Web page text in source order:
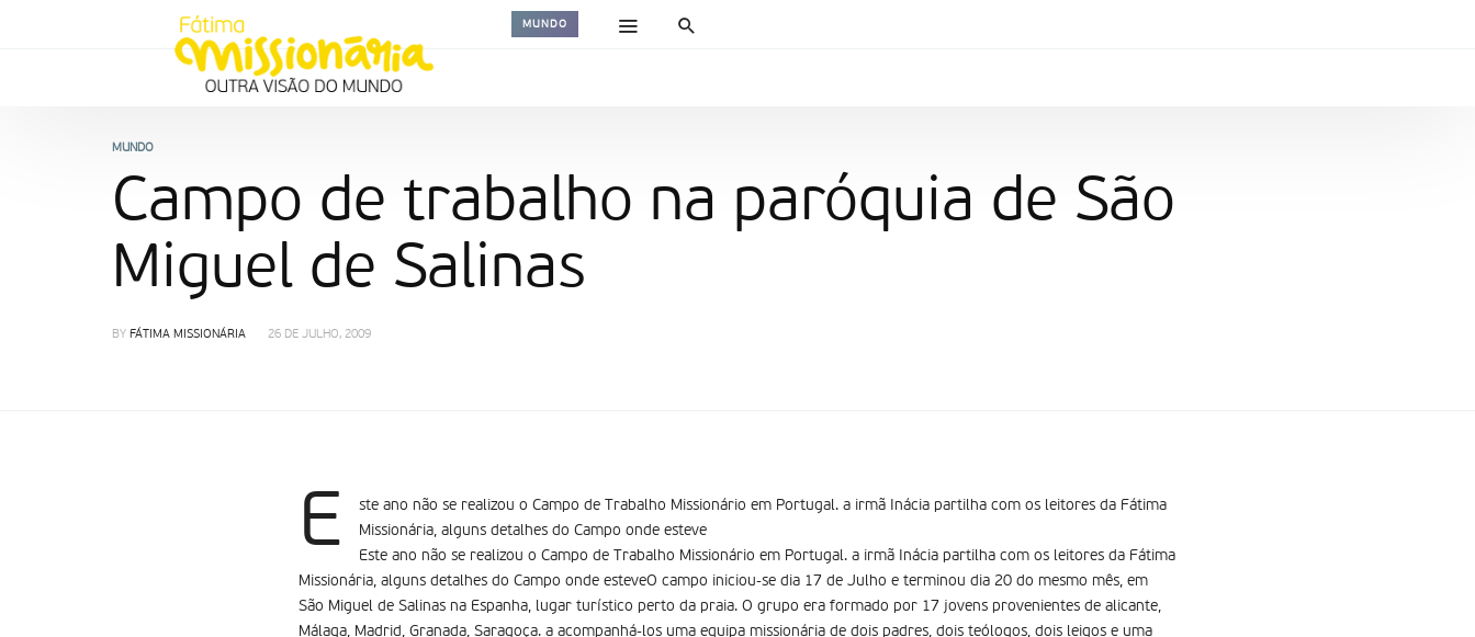
MUNDO
MUNDO
Campo de trabalho na paróquia de São
Miguel de Salinas
BY FÁTIMA MISSIONÁRIA 26 DE JULHO, 2009
E
ste ano não se realizou o Campo de Trabalho Missionário em Portugal. a irmã Inácia partilha com os leitores da Fátima
Missionária, alguns detalhes do Campo onde esteve
Este ano não se realizou o Campo de Trabalho Missionário em Portugal. a irmã Inácia partilha com os leitores da Fátima
Missionária, alguns detalhes do Campo onde esteveO campo iniciou-se dia 17 de Julho e terminou dia 20 do mesmo mês, em
São Miguel de Salinas na Espanha, lugar turístico perto da praia. O grupo era formado por 17 jovens provenientes de alicante,
Málaga, Madrid, Granada, Saragoça. a acompanhá-los uma equipa missionária de dois padres, dois teólogos, dois leigos e uma